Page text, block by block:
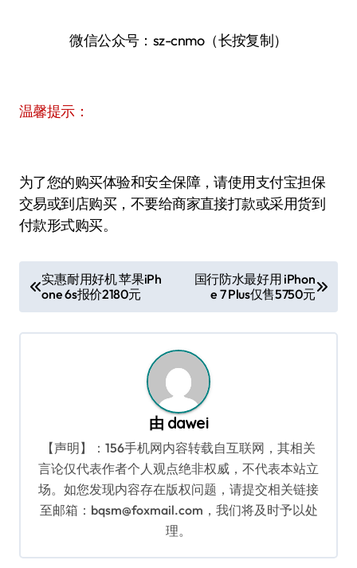
微信公众号：sz-cnmo（长按复制）
温馨提示：
为了您的购买体验和安全保障，请使用支付宝担保
交易或到店购买，不要给商家直接打款或采用货到
付款形式购买。
章
导
实惠耐用好机 苹果iPh
one 6s报价2180元
国行防水最好用 iPhon
e 7 Plus仅售5750元
由 dawei
【声明】：156手机网内容转载自互联网，其相关
言论仅代表作者个人观点绝非权威，不代表本站立
场。如您发现内容存在版权问题，请提交相关链接
至邮箱：bqsm@foxmail.com，我们将及时予以处
理。